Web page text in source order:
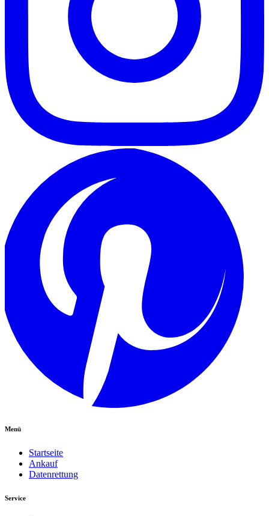
Menü
Startseite
Ankauf
Datenrettung
Service